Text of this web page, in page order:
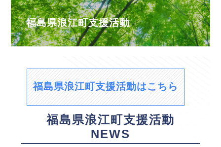
福島県浪江町支援活動
福島県浪江町支援活動はこちら
福島県浪江町支援活動
NEWS